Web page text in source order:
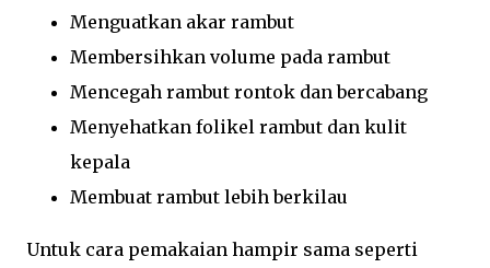
Menguatkan akar rambut
Membersihkan volume pada rambut
Mencegah rambut rontok dan bercabang
Menyehatkan folikel rambut dan kulit
kepala
Membuat rambut lebih berkilau
Untuk cara pemakaian hampir sama seperti